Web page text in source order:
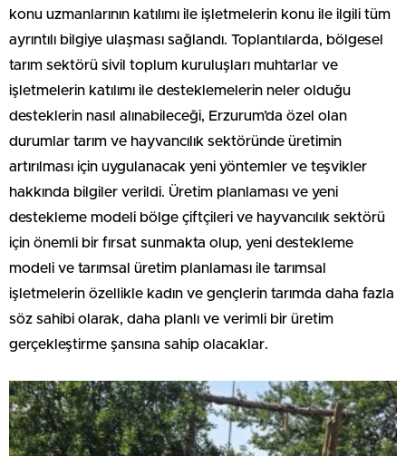
konu uzmanlarının katılımı ile işletmelerin konu ile ilgili tüm
ayrıntılı bilgiye ulaşması sağlandı. Toplantılarda, bölgesel
tarım sektörü sivil toplum kuruluşları muhtarlar ve
işletmelerin katılımı ile desteklemelerin neler olduğu
desteklerin nasıl alınabileceği, Erzurum’da özel olan
durumlar tarım ve hayvancılık sektöründe üretimin
artırılması için uygulanacak yeni yöntemler ve teşvikler
hakkında bilgiler verildi. Üretim planlaması ve yeni
destekleme modeli bölge çiftçileri ve hayvancılık sektörü
için önemli bir fırsat sunmakta olup, yeni destekleme
modeli ve tarımsal üretim planlaması ile tarımsal
işletmelerin özellikle kadın ve gençlerin tarımda daha fazla
söz sahibi olarak, daha planlı ve verimli bir üretim
gerçekleştirme şansına sahip olacaklar.